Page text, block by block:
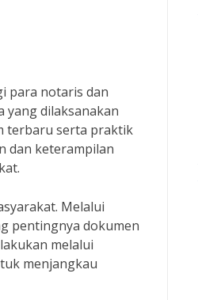
para notaris dan
yang dilaksanakan
terbaru serta praktik
dan keterampilan
Melalui
pentingnya dokumen
melalui
menjangkau